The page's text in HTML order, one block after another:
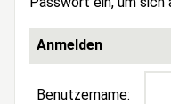
Anmelden
Benutzername: